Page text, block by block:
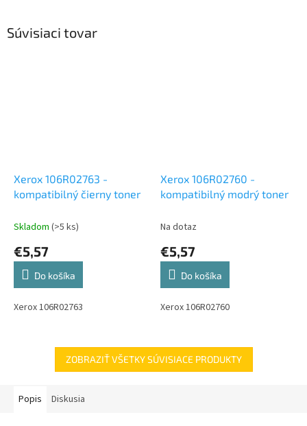
Súvisiaci tovar
Xerox 106R02763 -
kompatibilný čierny toner
Skladom (>5 ks)
€5,57
Do košíka
Xerox 106R02763
Xerox 106R02760 -
kompatibilný modrý toner
Na dotaz
€5,57
Do košíka
Xerox 106R02760
ZOBRAZIŤ VŠETKY SÚVISIACE PRODUKTY
Popis Diskusia